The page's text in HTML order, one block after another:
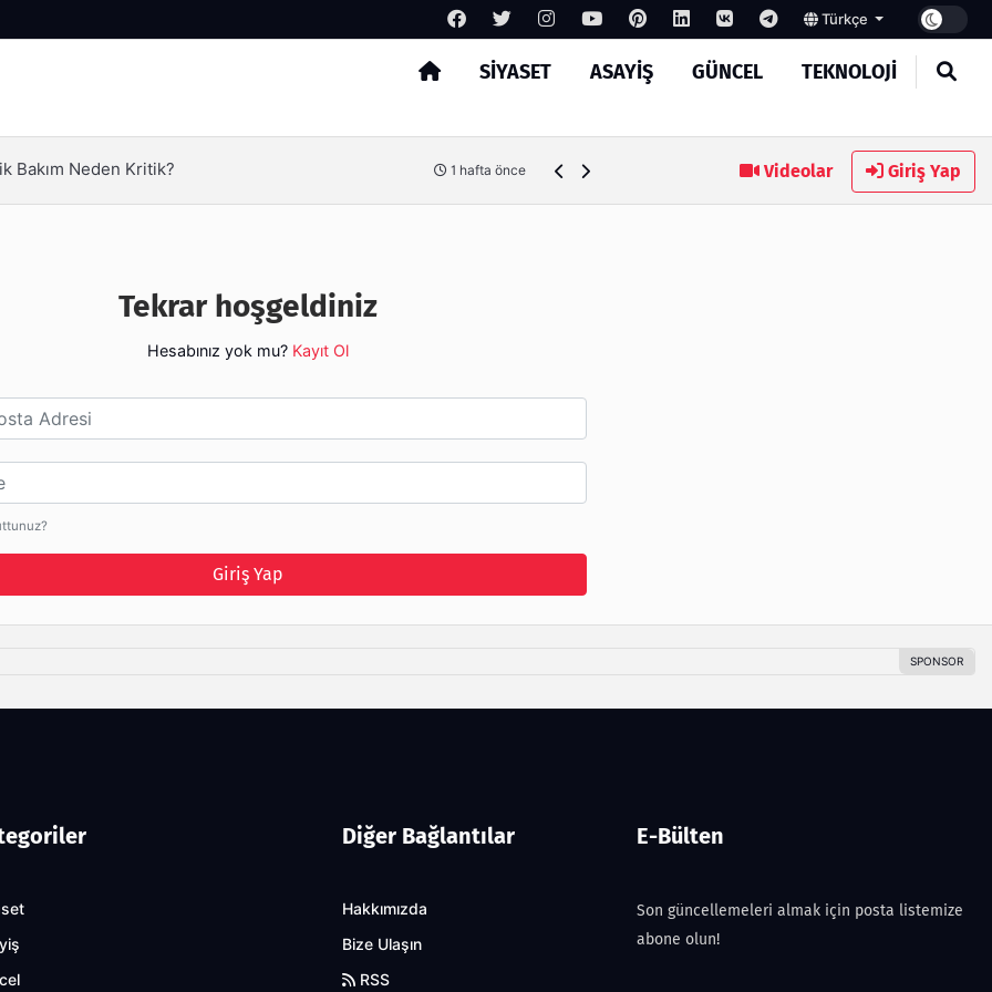
Türkçe
SIYASET ASAYIŞ GÜNCEL TEKNOLOJI
Arama
Bakım Neden Kritik? 1 hafta önce Ambalaj Süreçlerinde Yeni Nesil Verimliliği Olimpack ile
Videolar Giriş Yap
Tekrar hoşgeldiniz
Hesabınız yok mu? Kayıt Ol
Giriş Yap
Diğer Bağlantılar
Hakkımızda
Bize Ulaşın
RSS
E-Bülten
Son güncellemeleri almak için posta listemize
abone olun!